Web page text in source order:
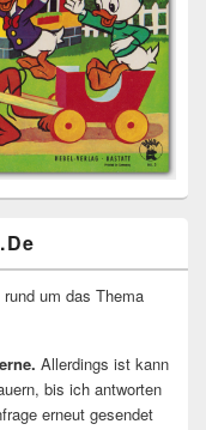
rund um das Thema
Allerdings ist kann
bis ich antworten
erneut gesendet